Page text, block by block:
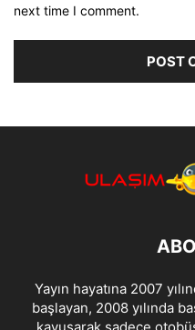
next time I comment.
Yayın hayatına 2007
başlayan, 2008 yılında